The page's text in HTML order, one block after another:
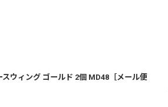
ウィング ゴールド 2個 MD48［メール便